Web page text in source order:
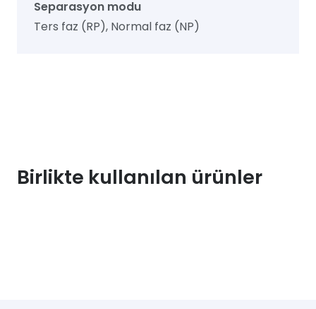
Separasyon modu
Ters faz (RP), Normal faz (NP)
Birlikte kullanılan ürünler